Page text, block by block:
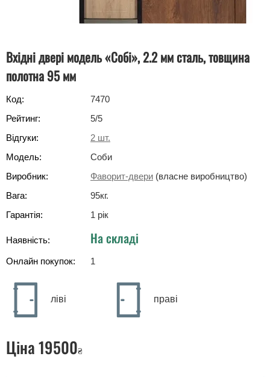
Вхідні двері модель «Собі», 2.2 мм сталь, товщина
полотна 95 мм
Код:
7470
Рейтинг:
5/5
Відгуки:
2 шт.
Модель:
Соби
Виробник:
Фаворит-двери (власне виробництво)
Вага:
95кг.
Гарантія:
1 рік
Наявність: На складі
Онлайн покупок: 1
ліві праві
Ціна19500₴